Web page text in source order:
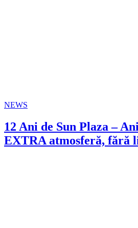
NEWS
12 Ani de Sun Plaza –
EXTRA atmosferă, fără